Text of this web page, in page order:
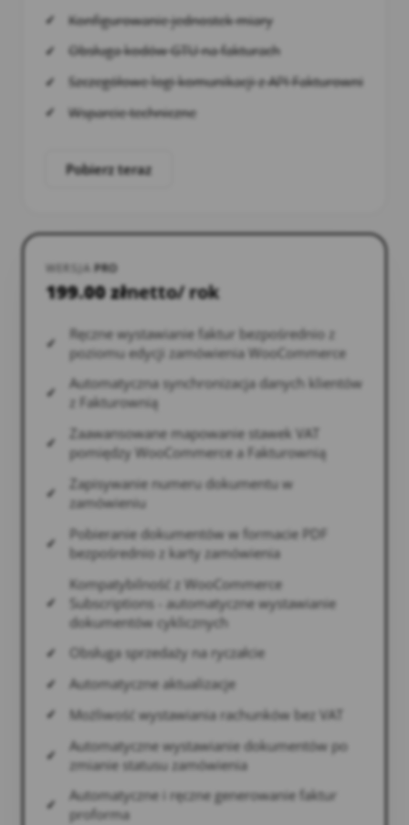
Konfigurowanie jednostek miary
Obsługa kodów GTU na fakturach
Szczegółowe logi komunikacji z API Fakturowni
Wsparcie techniczne
Pobierz teraz
WERSJAPRO
199.00złnetto/ rok
Ręczne wystawianie faktur bezpośrednio z
poziomu edycji zamówienia WooCommerce
Automatyczna synchronizacja danych klientów
z Fakturownią
Zaawansowane mapowanie stawek VAT
pomiędzy WooCommerce a Fakturownią
Zapisywanie numeru dokumentu w
zamówieniu
Pobieranie dokumentów w formacie PDF
bezpośrednio z karty zamówienia
Kompatybilność z WooCommerce
Subscriptions - automatyczne wystawianie
dokumentów cyklicznych
Obsługa sprzedaży na ryczałcie
Automatyczne aktualizacje
Możliwość wystawiania rachunków bez VAT
Automatyczne wystawianie dokumentów po
zmianie statusu zamówienia
Automatyczne i ręczne generowanie faktur
proforma